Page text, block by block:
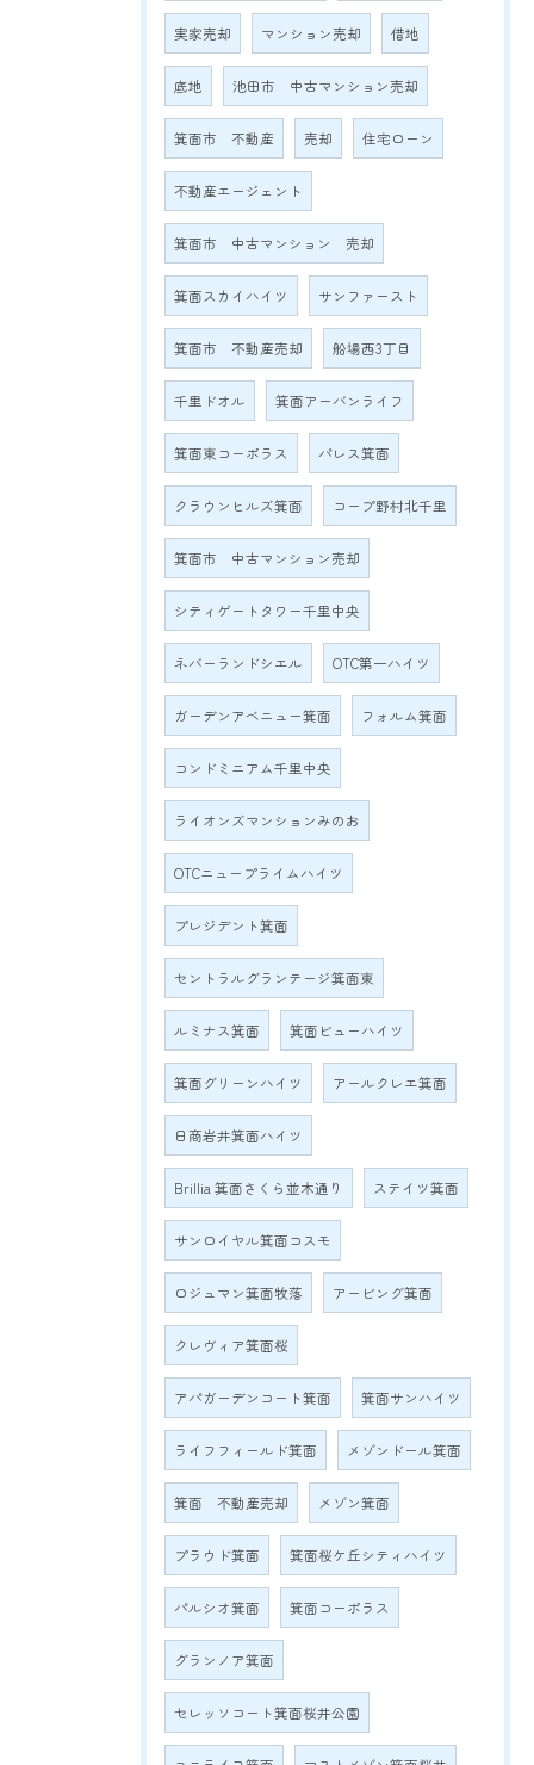
実家売却 マンション売却 借地
底地 池田市 中古マンション売却
箕面市 不動産 売却 住宅ローン
不動産エージェント
箕面市 中古マンション 売却
箕面スカイハイツ サンファースト
箕面市 不動産売却 船場西3丁目
千里ドオル 箕面アーバンライフ
箕面東コーポラス パレス箕面
クラウンヒルズ箕面 コープ野村北千里
箕面市 中古マンション売却
シティゲートタワー千里中央
ネバーランドシエル OTC第一ハイツ
ガーデンアベニュー箕面 フォルム箕面
コンドミニアム千里中央
ライオンズマンションみのお
OTCニュープライムハイツ
プレジデント箕面
セントラルグランテージ箕面東
ルミナス箕面 箕面ビューハイツ
箕面グリーンハイツ アールクレエ箕面
日商岩井箕面ハイツ
Brillia 箕面さくら並木通り ステイツ箕面
サンロイヤル箕面コスモ
ロジュマン箕面牧落 アービング箕面
クレヴィア箕面桜
アパガーデンコート箕面 箕面サンハイツ
ライフフィールド箕面 メゾンドール箕面
箕面 不動産売却 メゾン箕面
プラウド箕面 箕面桜ケ丘シティハイツ
パルシオ箕面 箕面コーポラス
グランノア箕面
セレッソコート箕面桜井公園